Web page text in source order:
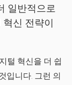
일반적으로
신 전략이
털 혁신을 더 쉽
입니다. 그런 의